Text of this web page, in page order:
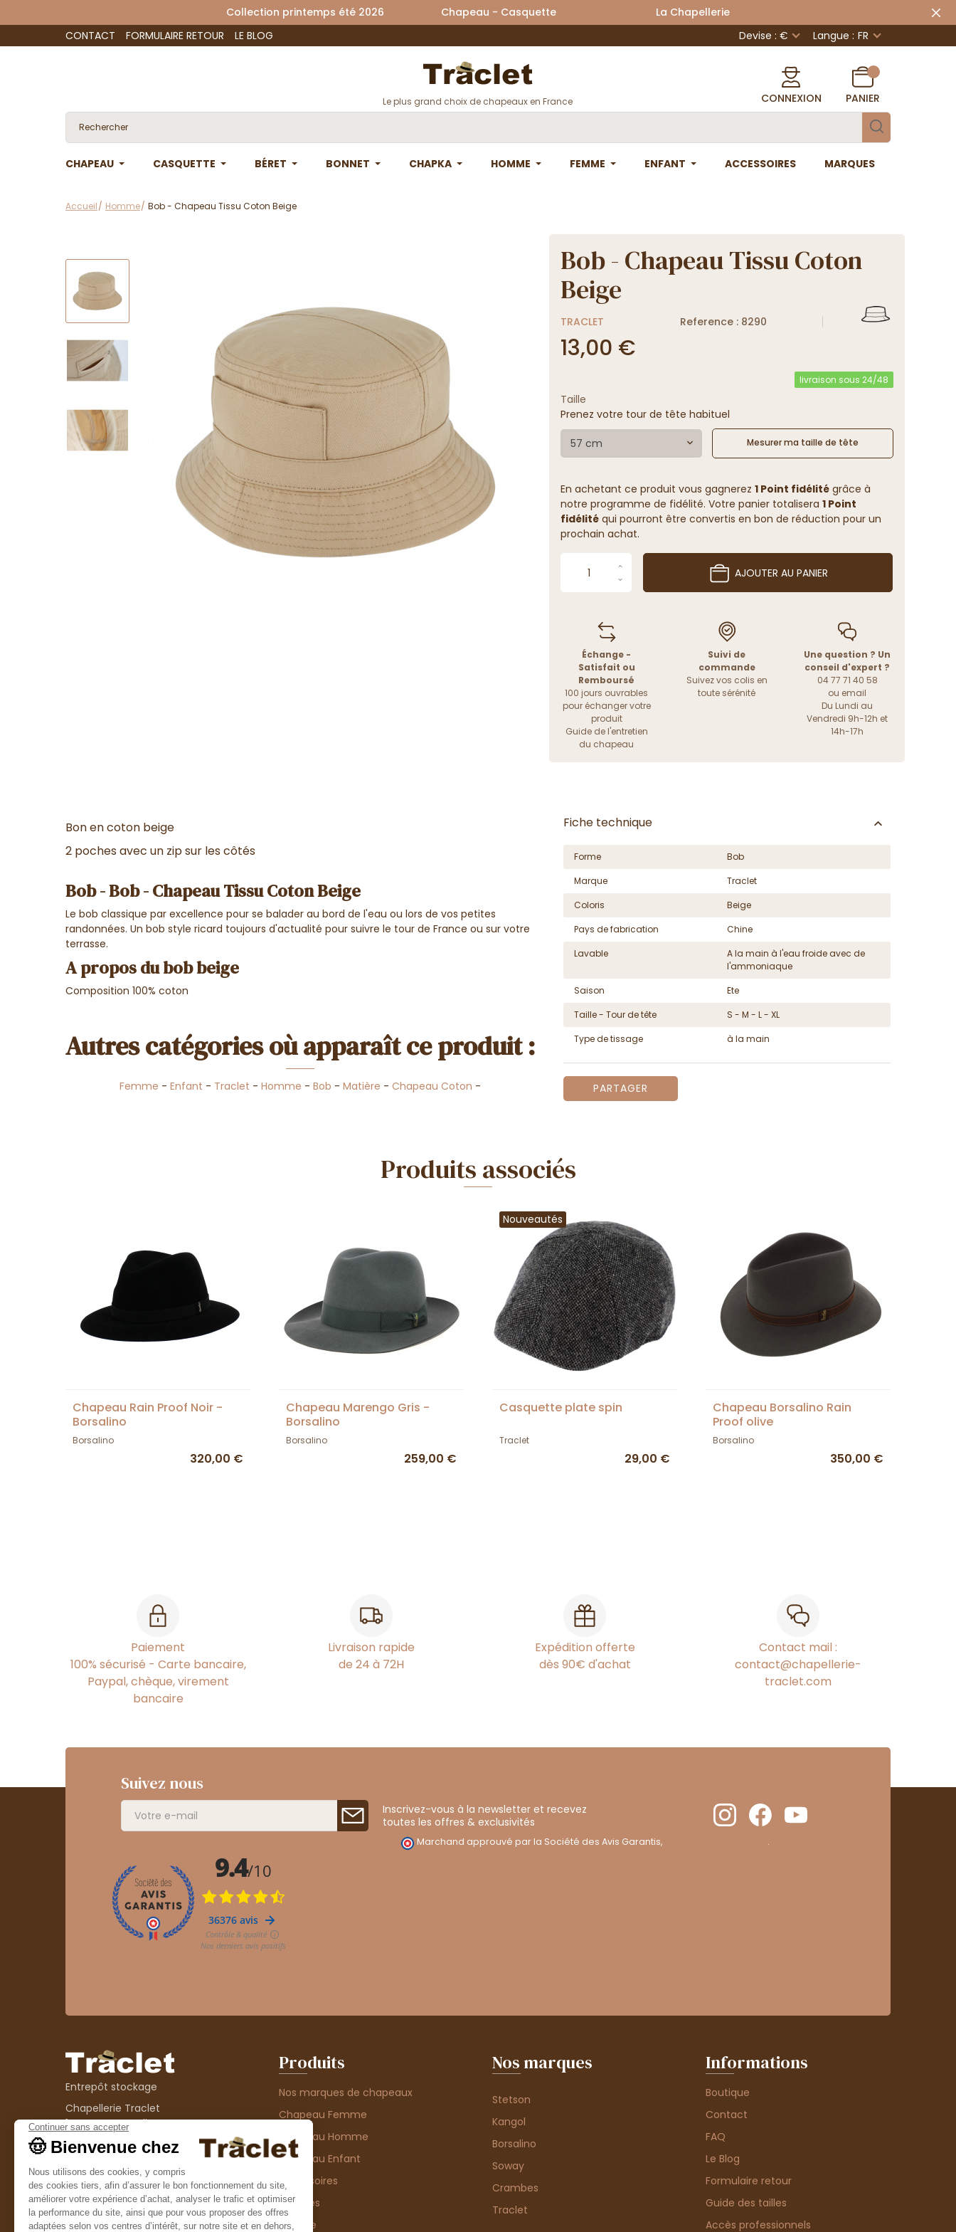
Collection printemps été 2026 Chapeau - Casquette La Chapellerie
CONTACT
FORMULAIRE RETOUR LE BLOG Devise : € Langue : FR
Le plus grand choix de chapeaux en France CONNEXION PANIER
CHAPEAU CASQUETTE BÉRET BONNET CHAPKA HOMME FEMME ENFANT ACCESSOIRES MARQUES
Accueil Homme Bob - Chapeau Tissu Coton Beige
Bob - Chapeau Tissu Coton
Beige
TRACLET Reference : 8290
13,00 €
livraison sous 24/48
Taille
Prenez votre tour de tête habituel
57 cm Mesurer ma taille de tête
En achetant ce produit vous gagnerez 1 Point fidélitégrâce à
notre programme de fidélité. Votre panier totalisera 1 Point
fidélitéqui pourront être convertis en bon de réduction pour un
prochain achat.
AJOUTER AU PANIER
Échange -
Satisfait ou
Remboursé
100 jours ouvrables
pour échanger votre
produit
Guide de l'entretien
du chapeau
Suivi de
commande
Suivez vos colis en
toute sérénité
Une question ? Un
conseil d'expert ?
04 77 71 40 58
ou email
Du Lundi au
Vendredi 9h-12h et
14h-17h
Bon en coton beige
2 poches avec un zip sur les côtés
Bob - Bob - Chapeau Tissu Coton Beige
Le bob classique par excellence pour se balader au bord de l'eau ou lors de vos petites
randonnées. Un bob style ricard toujours d'actualité pour suivre le tour de France ou sur votre
terrasse.
A propos du bob beige
Composition 100% coton
Autres catégories où apparaît ce produit :
Femme - Enfant - Traclet - Homme - Bob - Matière - Chapeau Coton -
Fiche technique
Forme
Bob
Marque
Traclet
Coloris
Beige
Pays de fabrication
Chine
Lavable
A la main à l'eau froide avec de
l'ammoniaque
Saison
Ete
Taille - Tour de tête
S - M - L - XL
Type de tissage
à la main
PARTAGER
Produits associés
Chapeau Rain Proof Noir -
Borsalino
Borsalino
320,00 €
Chapeau Marengo Gris -
Borsalino
Borsalino
259,00 €
Nouveautés
Casquette plate spin
Traclet
29,00 €
Chapeau Borsalino Rain
Proof olive
Borsalino
350,00 €
Paiement
100% sécurisé - Carte bancaire,
Paypal, chèque, virement
bancaire
Livraison rapide
de 24 à 72H
Expédition offerte
dès 90€ d'achat
Contact mail :
contact@chapellerie-
traclet.com
Suivez nous
Inscrivez-vous à la newsletter et recevez
toutes les offres & exclusivités
Marchand approuvé par la Société des Avis Garantis, .
Entrepôt stockage
Chapellerie Traclet
14 Impasse Bardin
42300 Roanne
contact@chapellerie-traclet.com
Boutique
Chapellerie Traclet
4 rue de Cadore
42300 Roanne
Produits
Nos marques de chapeaux
Chapeau Femme
Chapeau Homme
Chapeau Enfant
Accessoires
Thèmes
Matière
Nos marques
Stetson
Kangol
Borsalino
Soway
Crambes
Traclet
Informations
Boutique
Contact
FAQ
Le Blog
Formulaire retour
Guide des tailles
Accès professionnels